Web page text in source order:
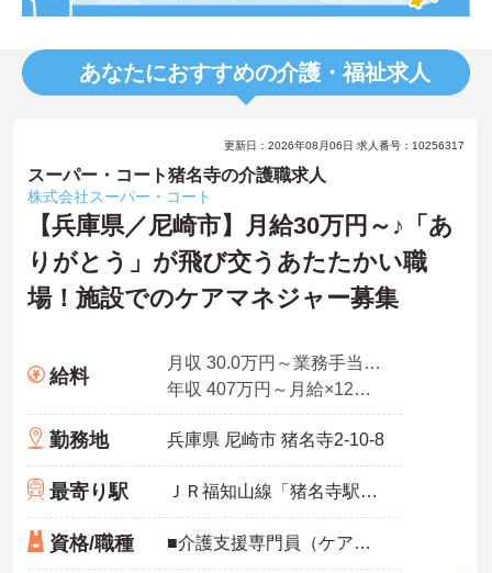
あなたにおすすめの介護・福祉求人
更新日：2026年08月06日 求人番号：10256317
スーパー・コート猪名寺の介護職求人
株式会社スーパー・コート
【兵庫県／尼崎市】月給30万円～♪「あ
りがとう」が飛び交うあたたかい職
場！施設でのケアマネジャー募集
給料
月収 30.0万円～業務手当＋職務手当＋資格手当を含む
年収 407万円～月給×12ヶ月＋賞与
勤務地 兵庫県 尼崎市 猪名寺2-10-8
最寄り駅 ＪＲ福知山線「猪名寺駅」徒歩4分
資格/職種 ■介護支援専門員（ケアマネジャー） ※経験不問、介護支援専門員業務経験あれば尚可 ※ブランク可